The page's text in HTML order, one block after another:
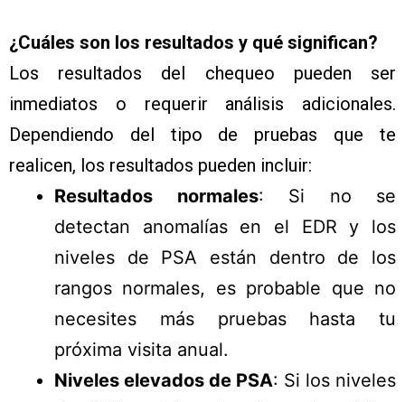
¿Cuáles son los resultados y qué significan?
Los resultados del chequeo pueden ser
inmediatos o requerir análisis adicionales.
Dependiendo del tipo de pruebas que te
realicen, los resultados pueden incluir:
Resultados normales: Si no se
detectan anomalías en el EDR y los
niveles de PSA están dentro de los
rangos normales, es probable que no
necesites más pruebas hasta tu
próxima visita anual.
Niveles elevados de PSA: Si los niveles